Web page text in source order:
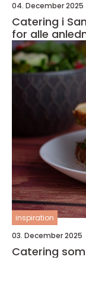
04. December 2025
Catering i
for alle
inspiration
03. December 2025
Catering